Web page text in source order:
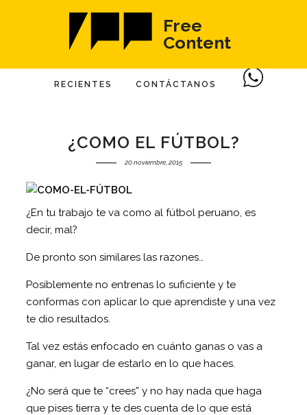
Free
Content
RECIENTES CONTÁCTANOS
¿COMO EL FÚTBOL?
20 noviembre, 2015
¿En tu trabajo te va como al fútbol peruano, es
decir, mal?
De pronto son similares las razones…
Posiblemente no entrenas lo suficiente y te
conformas con aplicar lo que aprendiste y una vez
te dio resultados.
Tal vez estás enfocado en cuánto ganas o vas a
ganar, en lugar de estarlo en lo que haces.
¿No será que te “crees” y no hay nada que haga
que pises tierra y te des cuenta de lo que está